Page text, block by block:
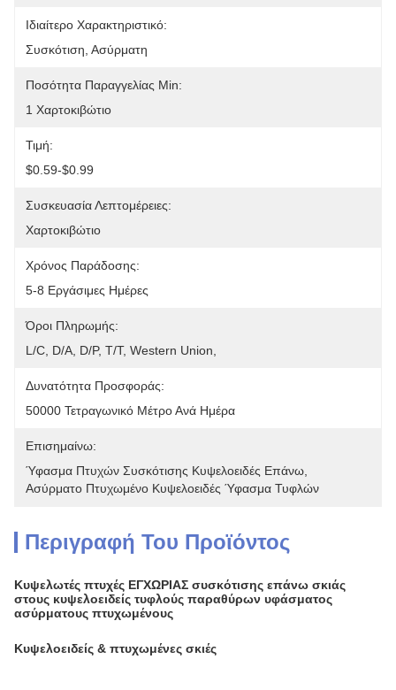
Ιδιαίτερο Χαρακτηριστικό:
Συσκότιση, Ασύρματη
Ποσότητα Παραγγελίας Min:
1 Χαρτοκιβώτιο
Τιμή:
$0.59-$0.99
Συσκευασία Λεπτομέρειες:
Χαρτοκιβώτιο
Χρόνος Παράδοσης:
5-8 Εργάσιμες Ημέρες
Όροι Πληρωμής:
L/C, D/A, D/P, T/T, Western Union,
Δυνατότητα Προσφοράς:
50000 Τετραγωνικό Μέτρο Ανά Ημέρα
Επισημαίνω:
Ύφασμα Πτυχών Συσκότισης Κυψελοειδές Επάνω
Ασύρματο Πτυχωμένο Κυψελοειδές Ύφασμα Τυφλών
Περιγραφή Του Προϊόντος
Κυψελωτές πτυχές ΕΓΧΩΡΙΑΣ συσκότισης επάνω σκιάς
στους κυψελοειδείς τυφλούς παραθύρων υφάσματος
ασύρματους πτυχωμένους
Κυψελοειδείς & πτυχωμένες σκιές